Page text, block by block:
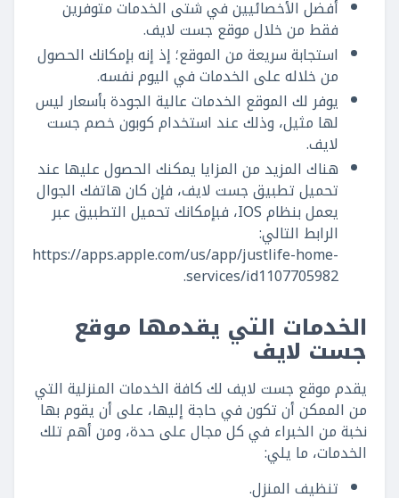
أفضل الأخصائيين في شتى الخدمات متوفرين
فقط من خلال موقع جست لايف.
استجابة سريعة من الموقع؛ إذ إنه بإمكانك الحصول
من خلاله على الخدمات في اليوم نفسه.
يوفر لك الموقع الخدمات عالية الجودة بأسعار ليس
لها مثيل، وذلك عند استخدام كوبون خصم جست
لايف.
هناك المزيد من المزايا يمكنك الحصول عليها عند
تحميل تطبيق جست لايف، فإن كان هاتفك الجوال
يعمل بنظام IOS، فبإمكانك تحميل التطبيق عبر
الرابط التالي:
https://apps.apple.com/us/app/justlife-home-
services/id1107705982.
الخدمات التي يقدمها موقع
جست لايف
يقدم موقع جست لايف لك كافة الخدمات المنزلية التي
من الممكن أن تكون في حاجة إليها، على أن يقوم بها
نخبة من الخبراء في كل مجال على حدة، ومن أهم تلك
الخدمات، ما يلي:
تنظيف المنزل.